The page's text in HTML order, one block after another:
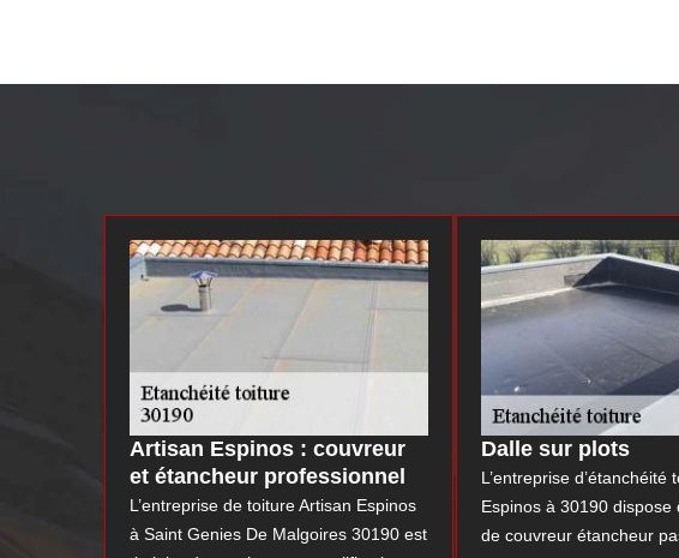
Artisan Espinos : couvreur
et étancheur professionnel
L’entreprise de toiture Artisan Espinos
à Saint Genies De Malgoires 30190 est
Dalle sur plots
L’entreprise d’étanchéité
Espinos à 30190 dispose
de couvreur étancheur